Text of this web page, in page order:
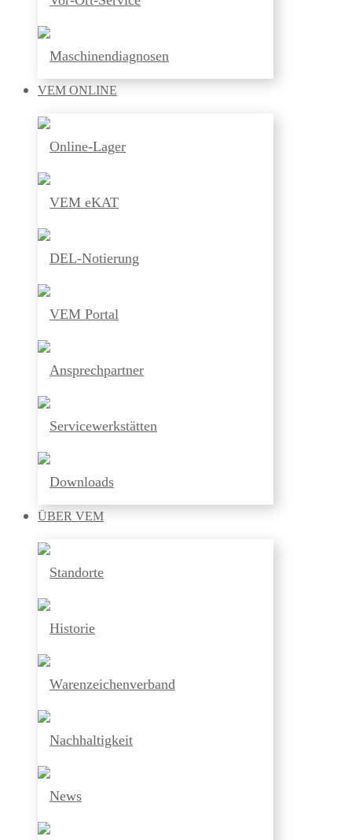
Maschinendiagnosen
VEM ONLINE
Online-Lager
VEM eKAT
DEL-Notierung
VEM Portal
Ansprechpartner
Servicewerkstätten
Downloads
ÜBER VEM
Standorte
Historie
Warenzeichenverband
Nachhaltigkeit
News